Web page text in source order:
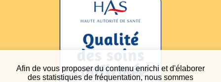
Afin de vous proposer du contenu enrichi et d'élaborer
des statistiques de fréquentation, nous sommes